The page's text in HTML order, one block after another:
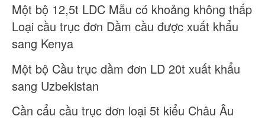
Một bộ 12,5t LDC Mẫu có khoảng không thấp
Loại cầu trục đơn Dầm cầu được xuất khẩu
sang Kenya
Một bộ Cầu trục dầm đơn LD 20t xuất khẩu
sang Uzbekistan
Cần cẩu cầu trục đơn loại 5t kiểu Châu Âu